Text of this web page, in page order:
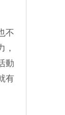
不
，
動
有